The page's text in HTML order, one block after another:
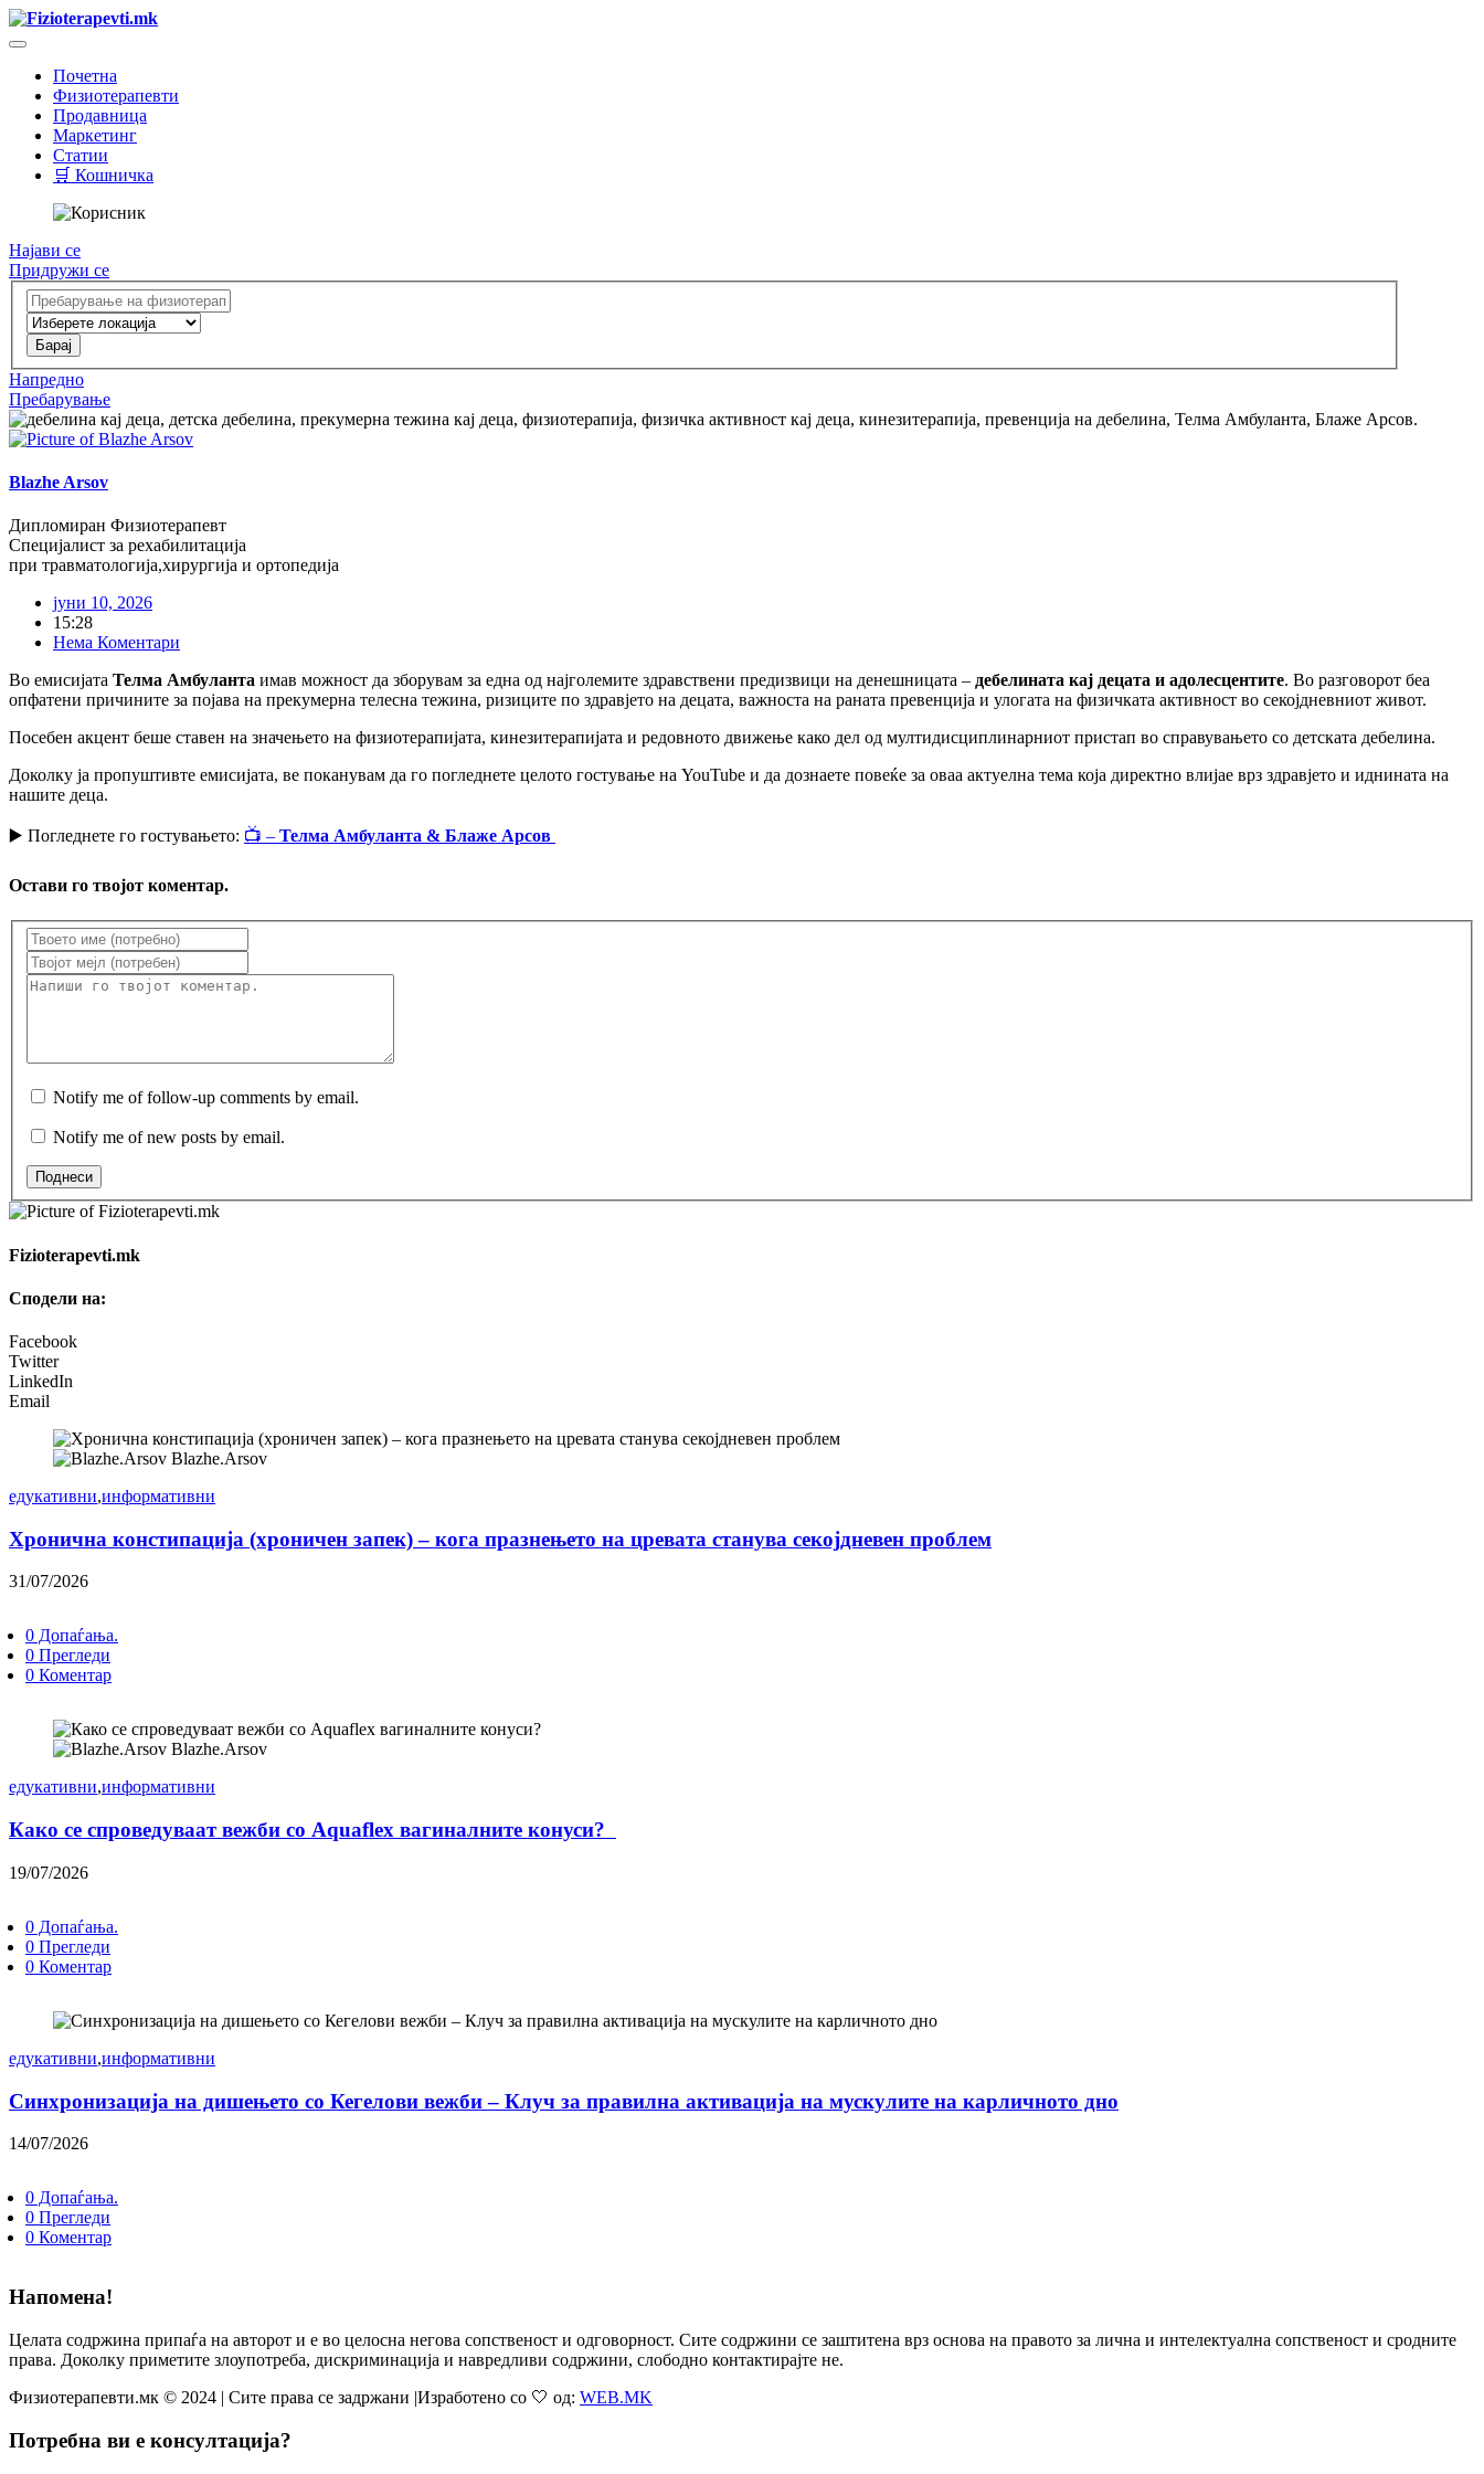
Почетна
Физиотерапевти
Продавница
Маркетинг
Статии
🛒 Кошничка
Најави се
Придружи се
Напредно
Пребарување
Blazhe Arsov
Дипломиран Физиотерапевт
Специјалист за рехабилитација
при травматологија,хирургија и ортопедија
јуни 10, 2026
15:28
Нема Коментари
Во емисијата Телма Амбуланта имав можност да зборувам за една од најголемите здравствени предизвици на денешницата – дебелината кај децата и адолесцентите. Во разговорот беа
опфатени причините за појава на прекумерна телесна тежина, ризиците по здравјето на децата, важноста на раната превенција и улогата на физичката активност во секојдневниот живот.
Посебен акцент беше ставен на значењето на физиотерапијата, кинезитерапијата и редовното движење како дел од мултидисциплинарниот пристап во справувањето со детската дебелина.
Доколку ја пропуштивте емисијата, ве поканувам да го погледнете целото гостување на YouTube и да дознаете повеќе за оваа актуелна тема која директно влијае врз здравјето и иднината на
нашите деца.
▶️ Погледнете го гостувањето: 📺 – Телма Амбуланта & Блаже Арсов
Остави го твојот коментар.
Notify me of follow-up comments by email.
Notify me of new posts by email.
Поднеси
Fizioterapevti.mk
Сподели на:
Facebook
Twitter
LinkedIn
Email
Blazhe.Arsov
едукативни,информативни
Хронична констипација (хроничен запек) – кога празнењето на цревата станува секојдневен проблем
31/07/2026
0 Допаѓања.
0 Прегледи
0 Коментар
Blazhe.Arsov
едукативни,информативни
Како се спроведуваат вежби со Aquaflex вагиналните конуси?
19/07/2026
0 Допаѓања.
0 Прегледи
0 Коментар
едукативни,информативни
Синхронизација на дишењето со Кегелови вежби – Клуч за правилна активација на мускулите на карличното дно
14/07/2026
0 Допаѓања.
0 Прегледи
0 Коментар
Напомена!
Целата содржина припаѓа на авторот и е во целосна негова сопственост и одговорност. Сите содржини се заштитена врз основа на правото за лична и интелектуална сопственост и сродните
права. Доколку приметите злоупотреба, дискриминација и навредливи содржини, слободно контактирајте не.
Физиотерапевти.мк © 2024 | Сите права се задржани |Изработено со 🤍 од: WEB.MK
Потребна ви е консултација?